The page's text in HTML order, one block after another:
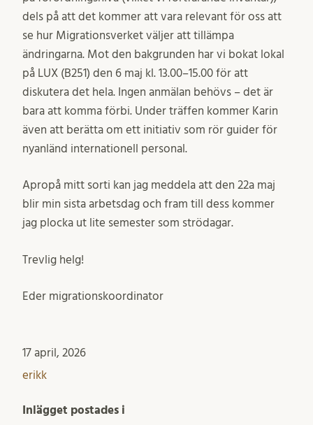
dels på att det kommer att vara relevant för oss att
se hur Migrationsverket väljer att tillämpa
ändringarna. Mot den bakgrunden har vi bokat lokal
på LUX (B251) den 6 maj kl. 13.00–15.00 för att
diskutera det hela. Ingen anmälan behövs – det är
bara att komma förbi. Under träffen kommer Karin
även att berätta om ett initiativ som rör guider för
nyanländ internationell personal.
Apropå mitt sorti kan jag meddela att den 22a maj
blir min sista arbetsdag och fram till dess kommer
jag plocka ut lite semester som strödagar.
Trevlig helg!
Eder migrationskoordinator
17 april, 2026
erikk
Inlägget postades i